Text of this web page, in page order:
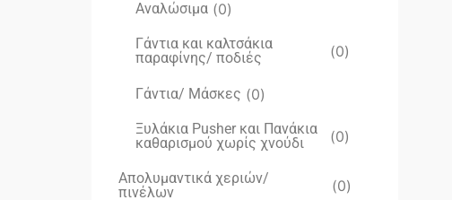
Αναλώσιμα (0)
Γάντια και καλτσάκια
παραφίνης/ ποδιές
(0)
Γάντια/ Μάσκες (0)
Ξυλάκια Pusher και Πανάκια
καθαρισμού χωρίς χνούδι
(0)
Απολυμαντικά χεριών/
πινέλων
(0)